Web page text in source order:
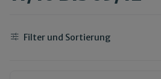
Filter und Sortierung